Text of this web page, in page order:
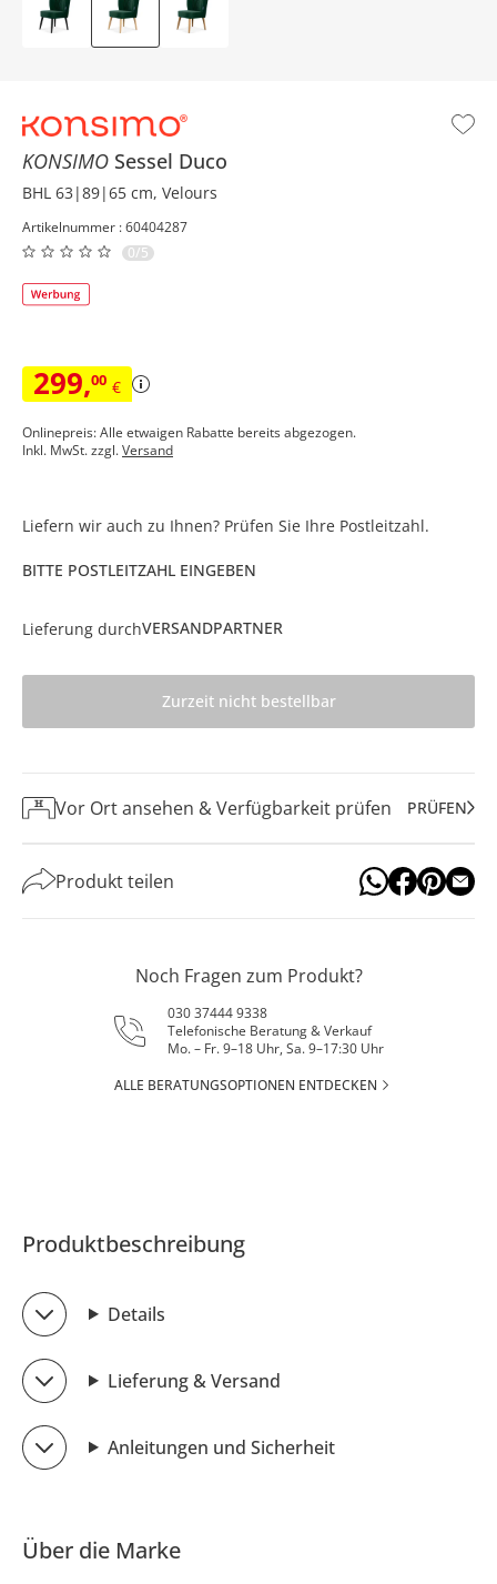
KONSIMO Sessel Duco
BHL 63|89|65 cm, Velours
Artikelnummer : 60404287
0/5
299,00 €
Onlinepreis: Alle etwaigen Rabatte bereits abgezogen.
Inkl. MwSt. zzgl.Versand
Liefern wir auch zu Ihnen? Prüfen Sie Ihre Postleitzahl.
BITTE POSTLEITZAHL EINGEBEN
Lieferung durchVERSANDPARTNER
Zurzeit nicht bestellbar
Vor Ort ansehen & Verfügbarkeit prüfen PRÜFEN
Produkt teilen
Noch Fragen zum Produkt?
030 37444 9338
Telefonische Beratung & Verkauf
Mo. – Fr. 9–18 Uhr, Sa. 9–17:30 Uhr
ALLE BERATUNGSOPTIONEN ENTDECKEN
Produktbeschreibung
Details
Lieferung & Versand
Anleitungen und Sicherheit
Über die Marke